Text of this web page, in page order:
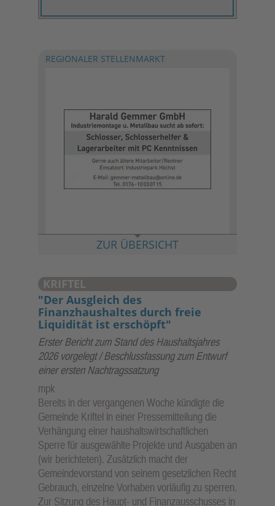
REGIONALER STELLENMARKT
ZUR ÜBERSICHT
KRIFTEL
"Der Ausgleich des
Finanzhaushaltes durch freie
Liquidität ist erschöpft"
Erster Bericht zum Stand des Haushaltsjahres
2026 vorgelegt / Beschlussfassung zum Entwurf
einer ersten Nachtragssatzung
mpk
Bereits in der vergangenen Woche kündigte die
Gemeinde Kriftel in einer Pressemitteilung die
Verhängung einer haushaltswirtschaftlichen
Sperre für ausgewählte Projekte und Ausgaben an
(wir berichteten). Zusätzlich macht der
Gemeindevorstand von seinem gesetzlichen Recht
Gebrauch, einzelne Vorhaben vorläufig zu sperren.
Zur Sitzung des Haupt- und Finanzausschusses in